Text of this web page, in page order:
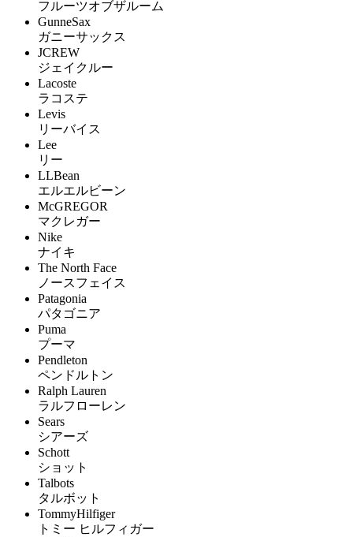
フルーツオブザルーム
GunneSax
ガニーサックス
JCREW
ジェイクルー
Lacoste
ラコステ
Levis
リーバイス
Lee
リー
LLBean
エルエルビーン
McGREGOR
マクレガー
Nike
ナイキ
The North Face
ノースフェイス
Patagonia
パタゴニア
Puma
プーマ
Pendleton
ペンドルトン
Ralph Lauren
ラルフローレン
Sears
シアーズ
Schott
ショット
Talbots
タルボット
TommyHilfiger
トミー ヒルフィガー